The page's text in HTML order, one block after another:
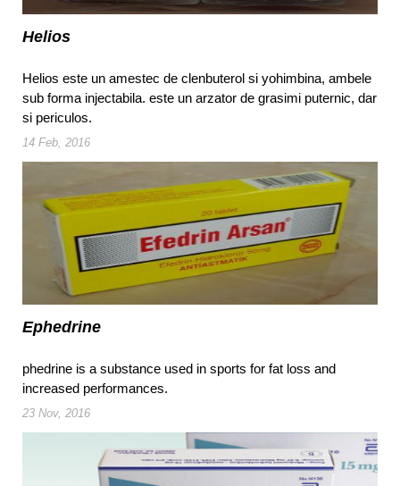
Helios
Helios este un amestec de clenbuterol si yohimbina, ambele
sub forma injectabila. este un arzator de grasimi puternic, dar
si periculos.
14 Feb, 2016
Ephedrine
phedrine is a substance used in sports for fat loss and
increased performances.
23 Nov, 2016